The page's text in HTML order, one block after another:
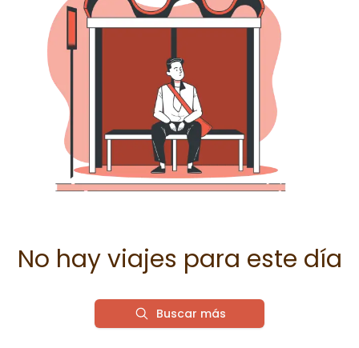
No hay viajes para este día
Buscar más